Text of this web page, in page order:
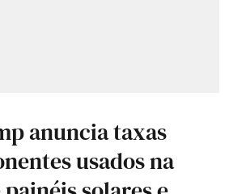
anuncia taxas
usados na